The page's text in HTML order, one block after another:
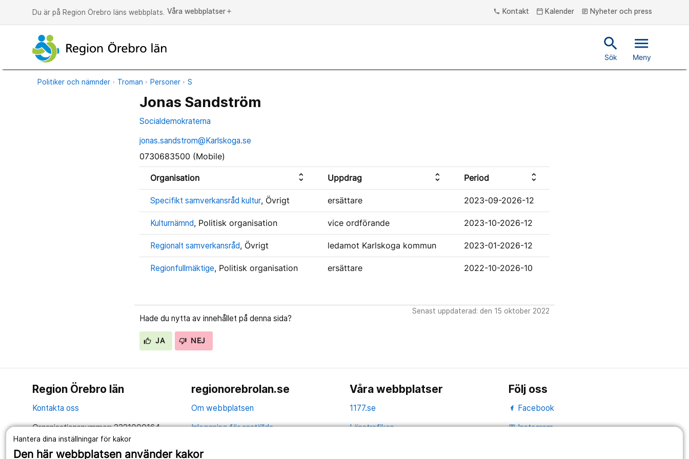
Hantera dina inställningar för kakor
Den här webbplatsen använder kakor
Du är på Region Örebro läns webbplats. Våra webbplatser add phone Kontakt calendar_today Kalender article Nyheter och press
search
Sök
menu
Meny
Politiker och nämnder Troman Personer S
Jonas Sandström
Socialdemokraterna
jonas.sandstrom@Karlskoga.se
0730683500 (Mobile)
Organisation unfold_more Uppdrag unfold_more Period unfold_more
Specifikt samverkansråd kultur, Övrigt ersättare 2023-09-2026-12
Kulturnämnd, Politisk organisation vice ordförande 2023-10-2026-12
Regionalt samverkansråd, Övrigt ledamot Karlskoga kommun 2023-01-2026-12
Regionfullmäktige, Politisk organisation ersättare 2022-10-2026-10
Hade du nytta av innehållet på denna sida?
JA NEJ
Senast uppdaterad: den 15 oktober 2022
Region Örebro län
Kontakta oss
Organisationsnummer: 2321000164
regionorebrolan.se
Om webbplatsen
Inloggning för anställda
Våra webbplatser
1177.se
Länstrafiken
Följ oss
Facebook
portraitInstagram